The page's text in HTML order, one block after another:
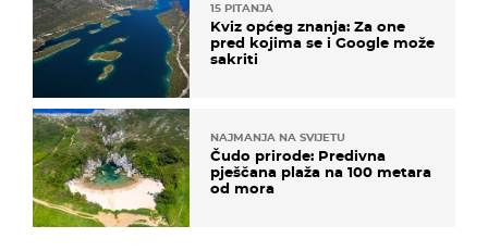
15 PITANJA
Kviz općeg znanja: Za one
pred kojima se i Google može
sakriti
NAJMANJA NA SVIJETU
Čudo prirode: Predivna
pješčana plaža na 100 metara
od mora